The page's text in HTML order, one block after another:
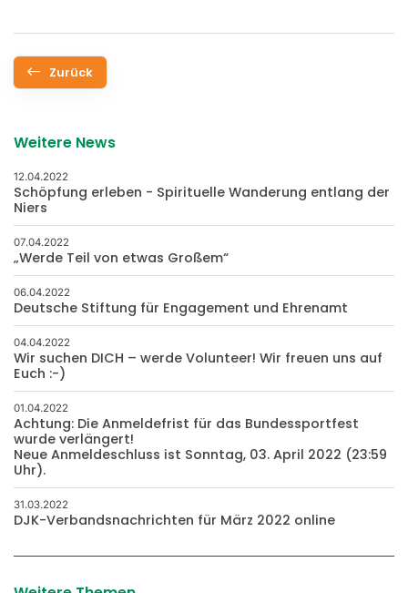
Zurück
Weitere News
12.04.2022
Schöpfung erleben - Spirituelle Wanderung entlang der
Niers
07.04.2022
„Werde Teil von etwas Großem“
06.04.2022
Deutsche Stiftung für Engagement und Ehrenamt
04.04.2022
Wir suchen DICH – werde Volunteer! Wir freuen uns auf
Euch :-)
01.04.2022
Achtung: Die Anmeldefrist für das Bundessportfest
wurde verlängert!
Neue Anmeldeschluss ist Sonntag, 03. April 2022 (23:59
Uhr).
31.03.2022
DJK-Verbandsnachrichten für März 2022 online